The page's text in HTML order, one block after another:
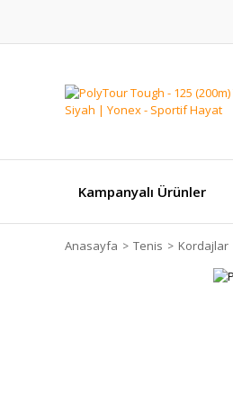
Kampanyalı Ürünler
Anasayfa Tenis Kordajlar